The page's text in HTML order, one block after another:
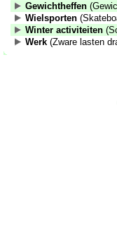
Gewichtheffen
Wielsporten
Winter activiteiten
Werk (Zware lasten